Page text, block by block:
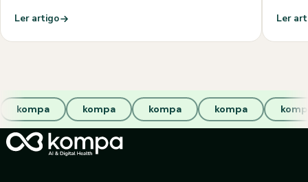
Ler artigo
Ler
kompa kompa kompa kompa